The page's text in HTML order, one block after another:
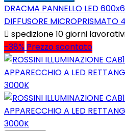
DRACMA PANNELLO LED
DIFFUSORE
 spedizione 10 giorni
-38% Prezzo scontato